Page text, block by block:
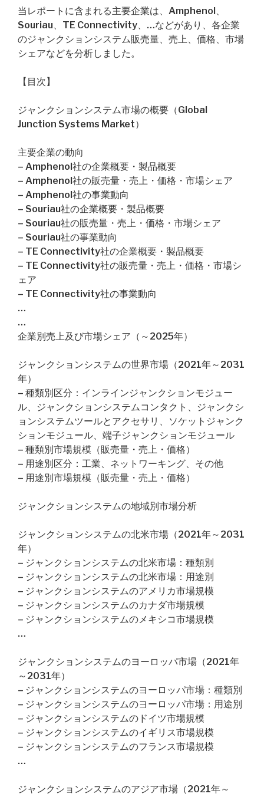
当レポートに含まれる主要企業は、Amphenol、
Souriau、TE Connectivity、…などがあり、各企業
のジャンクションシステム販売量、売上、価格、市場
シェアなどを分析しました。
【目次】
ジャンクションシステム市場の概要（Global
Junction Systems Market）
主要企業の動向
– Amphenol社の企業概要・製品概要
– Amphenol社の販売量・売上・価格・市場シェア
– Amphenol社の事業動向
– Souriau社の企業概要・製品概要
– Souriau社の販売量・売上・価格・市場シェア
– Souriau社の事業動向
– TE Connectivity社の企業概要・製品概要
– TE Connectivity社の販売量・売上・価格・市場シ
ェア
– TE Connectivity社の事業動向
…
…
企業別売上及び市場シェア（～2025年）
ジャンクションシステムの世界市場（2021年～2031
年）
– 種類別区分：インラインジャンクションモジュー
ル、ジャンクションシステムコンタクト、ジャンクシ
ョンシステムツールとアクセサリ、ソケットジャンク
ションモジュール、端子ジャンクションモジュール
– 種類別市場規模（販売量・売上・価格）
– 用途別区分：工業、ネットワーキング、その他
– 用途別市場規模（販売量・売上・価格）
ジャンクションシステムの地域別市場分析
ジャンクションシステムの北米市場（2021年～2031
年）
– ジャンクションシステムの北米市場：種類別
– ジャンクションシステムの北米市場：用途別
– ジャンクションシステムのアメリカ市場規模
– ジャンクションシステムのカナダ市場規模
– ジャンクションシステムのメキシコ市場規模
…
ジャンクションシステムのヨーロッパ市場（2021年
～2031年）
– ジャンクションシステムのヨーロッパ市場：種類別
– ジャンクションシステムのヨーロッパ市場：用途別
– ジャンクションシステムのドイツ市場規模
– ジャンクションシステムのイギリス市場規模
– ジャンクションシステムのフランス市場規模
…
ジャンクションシステムのアジア市場（2021年～